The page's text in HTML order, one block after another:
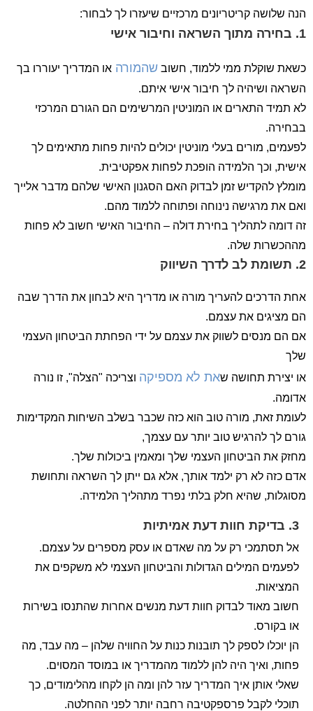
הנה שלושה קריטריונים מרכזיים שיעזרו לך לבחור:
1. בחירה מתוך השראה וחיבור אישי
כשאת שוקלת ממי ללמוד, חשוב שהמורה או המדריך יעוררו בך
השראה ושיהיה לך חיבור אישי איתם.
לא תמיד התארים או המוניטין המרשימים הם הגורם המרכזי
בבחירה.
לפעמים, מורים בעלי מוניטין יכולים להיות פחות מתאימים לך
אישית, וכך הלמידה הופכת לפחות אפקטיבית.
מומלץ להקדיש זמן לבדוק האם הסגנון האישי שלהם מדבר אלייך
ואם את מרגישה נינוחה ופתוחה ללמוד מהם.
זה דומה לתהליך בחירת דולה – החיבור האישי חשוב לא פחות
מההכשרות שלה.
2. תשומת לב לדרך השיווק
אחת הדרכים להעריך מורה או מדריך היא לבחון את הדרך שבה
הם מציגים את עצמם.
אם הם מנסים לשווק את עצמם על ידי הפחתת הביטחון העצמי
שלך
או יצירת תחושה שאת לא מספיקה וצריכה "הצלה", זו נורה
אדומה.
לעומת זאת, מורה טוב הוא כזה שכבר בשלב השיחות המקדימות
גורם לך להרגיש טוב יותר עם עצמך,
מחזק את הביטחון העצמי שלך ומאמין ביכולות שלך.
אדם כזה לא רק ילמד אותך, אלא גם ייתן לך השראה ותחושת
מסוגלות, שהיא חלק בלתי נפרד מתהליך הלמידה.
3. בדיקת חוות דעת אמיתיות
אל תסתמכי רק על מה שאדם או עסק מספרים על עצמם.
לפעמים המילים הגדולות והביטחון העצמי לא משקפים את
המציאות.
חשוב מאוד לבדוק חוות דעת מנשים אחרות שהתנסו בשירות
או בקורס.
הן יוכלו לספק לך תובנות כנות על החוויה שלהן – מה עבד, מה
פחות, ואיך היה להן ללמוד מהמדריך או במוסד המסוים.
שאלי אותן איך המדריך עזר להן ומה הן לקחו מהלימודים, כך
תוכלי לקבל פרספקטיבה רחבה יותר לפני ההחלטה.